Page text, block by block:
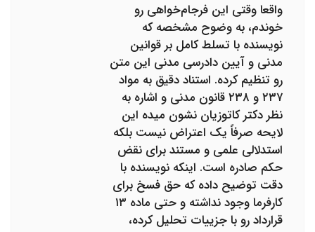
واقعا وقتی این فرجام‌خواهی رو
خوندم، به وضوح مشخصه که
نویسنده با تسلط کامل بر قوانین
مدنی و آیین دادرسی مدنی این متن
رو تنظیم کرده. استناد دقیق به مواد
۲۳۷ و ۲۳۸ قانون مدنی و اشاره به
نظر دکتر کاتوزیان نشون میده این
لایحه صرفاً یک اعتراض نیست بلکه
استدلالی علمی و مستند برای نقض
حکم صادره است. اینکه نویسنده با
دقت توضیح داده که حق فسخ برای
کارفرما وجود نداشته و حتی ماده ۱۳
قرارداد رو با جزییات تحلیل کرده،